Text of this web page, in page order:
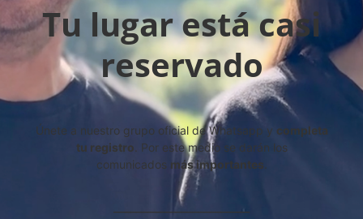
Tu lugar está casi
reservado
Únete a nuestro grupo oficial de Whatsapp y completa
tu registro Por este medio se darán los
comunicados más importantes
________________________